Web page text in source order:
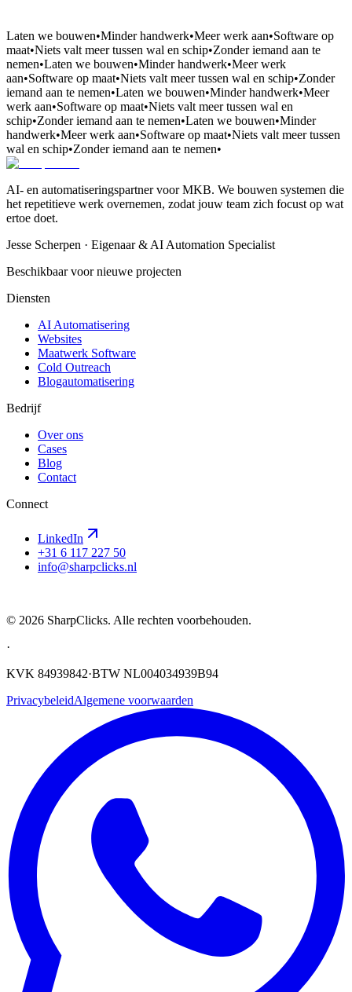
Laten we bouwen•Minder handwerk•Meer werk aan•Software op
maat•Niets valt meer tussen wal en schip•Zonder iemand aan te
nemen•Laten we bouwen•Minder handwerk•Meer werk
aan•Software op maat•Niets valt meer tussen wal en schip•Zonder
iemand aan te nemen•Laten we bouwen•Minder handwerk•Meer
werk aan•Software op maat•Niets valt meer tussen wal en
schip•Zonder iemand aan te nemen•Laten we bouwen•Minder
handwerk•Meer werk aan•Software op maat•Niets valt meer tussen
wal en schip•Zonder iemand aan te nemen•
AI- en automatiseringspartner voor MKB. We bouwen systemen die
het repetitieve werk overnemen, zodat jouw team zich focust op wat
ertoe doet.
Jesse Scherpen · Eigenaar & AI Automation Specialist
Beschikbaar voor nieuwe projecten
Diensten
AI Automatisering
Websites
Maatwerk Software
Cold Outreach
Blogautomatisering
Bedrijf
Over ons
Cases
Blog
Contact
Connect
LinkedIn
+31 6 117 227 50
info@sharpclicks.nl
© 2026 SharpClicks. Alle rechten voorbehouden.
·
KVK 84939842·BTW NL004034939B94
PrivacybeleidAlgemene voorwaarden